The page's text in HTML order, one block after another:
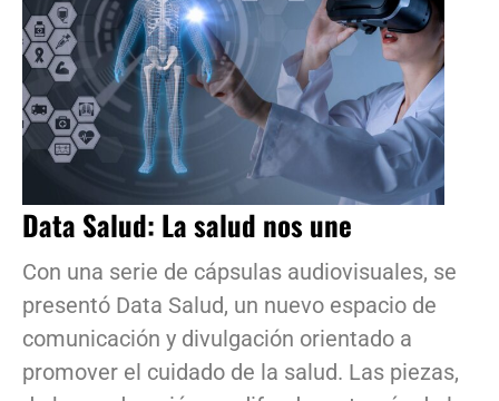
Data Salud: La salud nos une
Con una serie de cápsulas audiovisuales, se
presentó Data Salud, un nuevo espacio de
comunicación y divulgación orientado a
promover el cuidado de la salud. Las piezas,